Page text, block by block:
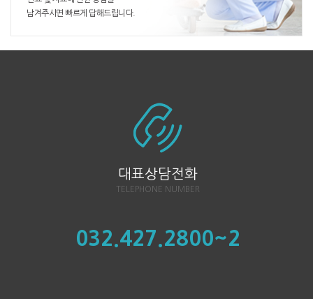
남겨주시면 빠르게 답해드립니다.
대표상담전화
TELEPHONE NUMBER
032.427.2800~2